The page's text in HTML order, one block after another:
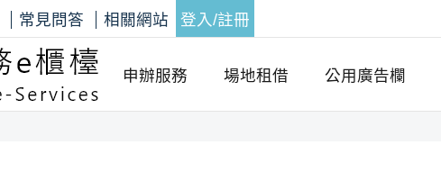
常見問答 相關網站 登入/註冊
申辦服務 場地租借 公用廣告欄